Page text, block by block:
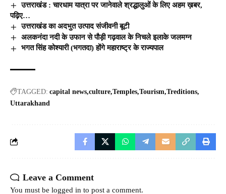
उत्तराखंड : चारधाम यात्रा पर जानेवाले श्रद्धालुओं के लिए अहम ख़बर,
पढ़िए…
उत्तराखंड का अदभुत उत्पाद संजीवनी बूटी
अलकनंदा नदी के उफान से पौड़ी गढ़वाल के निचले इलाके जलमग्न
भगत सिंह कोश्यारी (भगतदा) होंगे महाराष्ट्र के राज्यपाल
TAGGED: capital news culture Temples Tourism Treditions
Uttarakhand
Leave a Comment
You must be logged in to post a comment.